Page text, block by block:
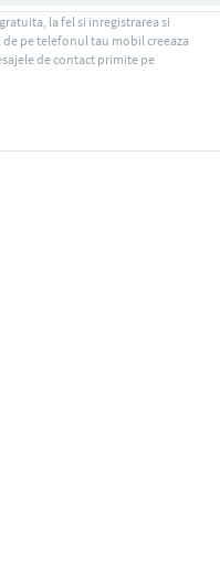
la fel si inregistrarea si
pe telefonul tau mobil creeaza
de contact primite pe